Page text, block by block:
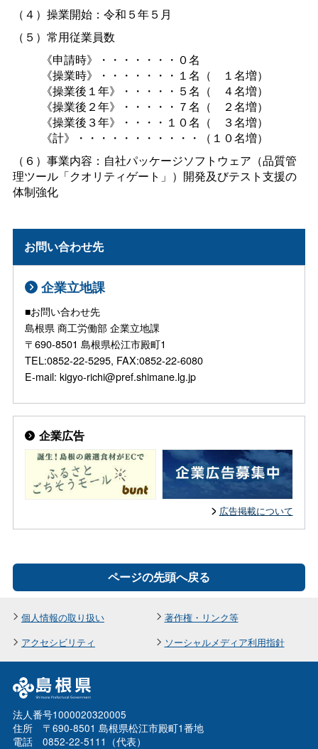
（４）操業開始：令和５年５月
（５）常用従業員数
《申請時》・・・・・・・０名
《操業時》・・・・・・・１名 （
１名増）
《操業後１年》・・・・・５名 （
４名増）
《操業後２年》・・・・・７名 （
２名増）
《操業後３年》・・・・１０名 （
３名増）
《計》・・・・・・・・・・・（１０名増）
（６）事業内容：自社パッケージソフトウェア（品質管
理ツール「クオリティゲート」）開発及びテスト支援の
体制強化
お問い合わせ先
企業立地課
■お問い合わせ先
島根県 商工労働部 企業立地課
〒690-8501 島根県松江市殿町1
TEL:0852-22-5295, FAX:0852-22-6080
E-mail: kigyo-richi@pref.shimane.lg.jp
企業広告
広告掲載について
ページの先頭へ戻る
個人情報の取り扱い
著作権・リンク等
アクセシビリティ
ソーシャルメディア利用指針
法人番号1000020320005
住所 〒690-8501 島根県松江市殿町1番地
電話 0852-22-5111（代表）